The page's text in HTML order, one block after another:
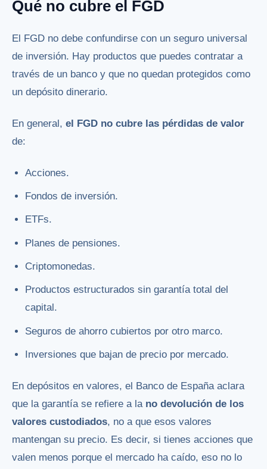
Qué no cubre el FGD
El FGD no debe confundirse con un seguro universal
de inversión. Hay productos que puedes contratar a
través de un banco y que no quedan protegidos como
un depósito dinerario.
En general, el FGD no cubre las pérdidas de valor
de:
Acciones.
Fondos de inversión.
ETFs.
Planes de pensiones.
Criptomonedas.
Productos estructurados sin garantía total del
capital.
Seguros de ahorro cubiertos por otro marco.
Inversiones que bajan de precio por mercado.
En depósitos en valores, el Banco de España aclara
que la garantía se refiere a la no devolución de los
valores custodiados, no a que esos valores
mantengan su precio. Es decir, si tienes acciones que
valen menos porque el mercado ha caído, eso no lo